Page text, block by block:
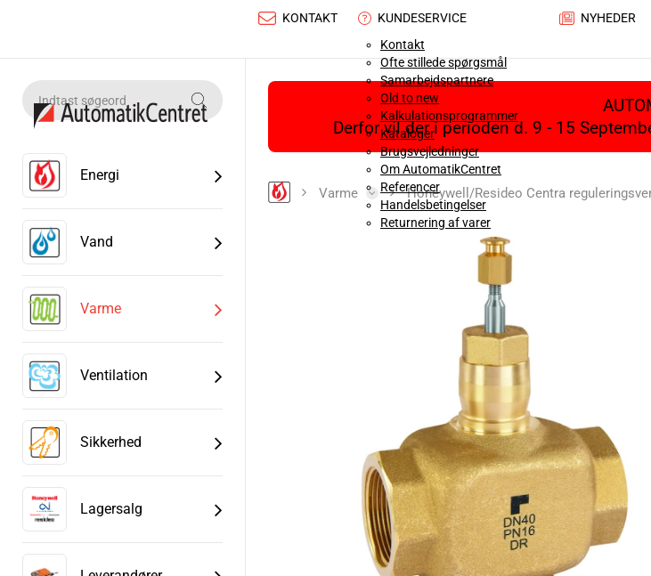
KONTAKT
KUNDESERVICE
Kontakt
Ofte stillede spørgsmål
Samarbejdspartnere
Old to new
Kalkulationsprogrammer
Kataloger
Brugsvejledninger
Om AutomatikCentret
Referencer
Handelsbetingelser
Returnering af varer
NYHEDER
Energi
Vand
Varme
Ventilation
Sikkerhed
Lagersalg
Derfor vil der i perioden d. 9 - 15
Varme Honeywell/Resideo Centra